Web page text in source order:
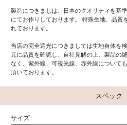
製造につきましは、日本のクオリティを基
にてお作りしております。 特殊生地、品質
れております。
当店の完全遮光につきましては生地自体を
元に品質を確認し、自社見解の上、製品の
なく、紫外線、可視光線、赤外線について
頂いております。
スペック
サイズ